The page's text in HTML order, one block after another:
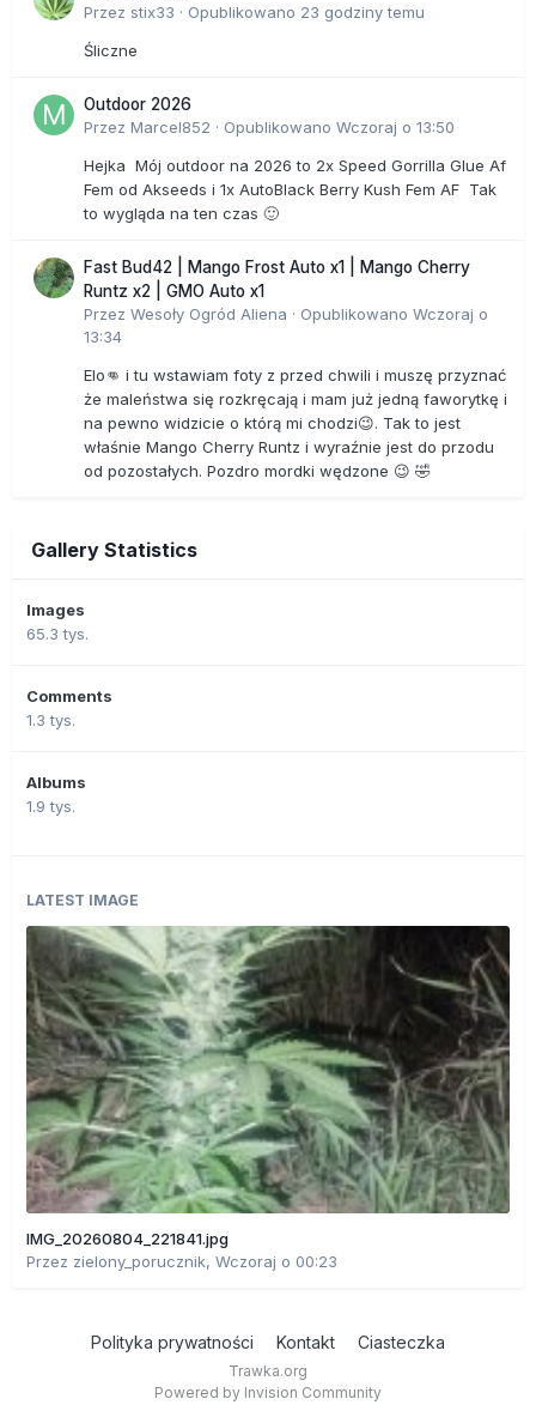
Przez stix33 · Opublikowano 23 godziny temu
Śliczne
Outdoor 2026
Przez Marcel852 · Opublikowano Wczoraj o 13:50
Hejka Mój outdoor na 2026 to 2x Speed Gorrilla Glue Af
Fem od Akseeds i 1x AutoBlack Berry Kush Fem AF Tak
to wygląda na ten czas 🙂
Fast Bud42 | Mango Frost Auto x1 | Mango Cherry
Runtz x2 | GMO Auto x1
Przez Wesoły Ogród Aliena · Opublikowano Wczoraj o
13:34
Elo👊 i tu wstawiam foty z przed chwili i muszę przyznać
że maleństwa się rozkręcają i mam już jedną faworytkę i
na pewno widzicie o którą mi chodzi😉. Tak to jest
właśnie Mango Cherry Runtz i wyraźnie jest do przodu
od pozostałych. Pozdro mordki wędzone 😉 🤣
Gallery Statistics
Images
65.3 tys.
Comments
1.3 tys.
Albums
1.9 tys.
LATEST IMAGE
IMG_20260804_221841.jpg
Przez zielony_porucznik, Wczoraj o 00:23
Polityka prywatności Kontakt Ciasteczka
Trawka.org
Powered by Invision Community